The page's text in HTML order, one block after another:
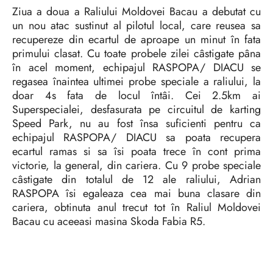
Ziua a doua a Raliului Moldovei Bacau a debutat cu
un nou atac sustinut al pilotul local, care reusea sa
recupereze din ecartul de aproape un minut în fata
primului clasat. Cu toate probele zilei câstigate pâna
în acel moment, echipajul RASPOPA/ DIACU se
regasea înaintea ultimei probe speciale a raliului, la
doar 4s fata de locul întâi. Cei 2.5km ai
Superspecialei, desfasurata pe circuitul de karting
Speed Park, nu au fost însa suficienti pentru ca
echipajul RASPOPA/ DIACU sa poata recupera
ecartul ramas si sa îsi poata trece în cont prima
victorie, la general, din cariera. Cu 9 probe speciale
câstigate din totalul de 12 ale raliului, Adrian
RASPOPA îsi egaleaza cea mai buna clasare din
cariera, obtinuta anul trecut tot în Raliul Moldovei
Bacau cu aceeasi masina Skoda Fabia R5.